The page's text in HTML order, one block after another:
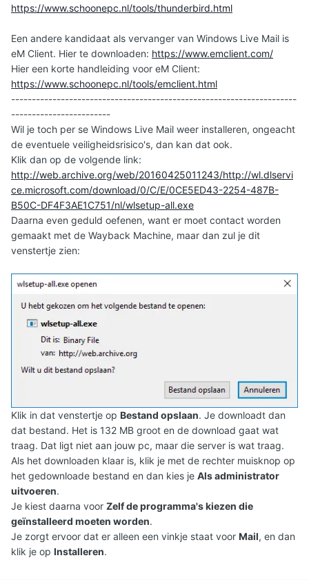
https://www.schoonepc.nl/tools/thunderbird.html
Een andere kandidaat als vervanger van Windows Live Mail is
eM Client. Hier te downloaden: https://www.emclient.com/
Hier een korte handleiding voor eM Client:
https://www.schoonepc.nl/tools/emclient.html
---------------------------------------------------------------------
------------------------
Wil je toch per se Windows Live Mail weer installeren, ongeacht
de eventuele veiligheidsrisico's, dan kan dat ook.
Klik dan op de volgende link:
http://web.archive.org/web/20160425011243/http://wl.dlservi
ce.microsoft.com/download/0/C/E/0CE5ED43-2254-487B-
B50C-DF4F3AE1C751/nl/wlsetup-all.exe
Daarna even geduld oefenen, want er moet contact worden
gemaakt met de Wayback Machine, maar dan zul je dit
venstertje zien:
Klik in dat venstertje op Bestand opslaan. Je downloadt dan
dat bestand. Het is 132 MB groot en de download gaat wat
traag. Dat ligt niet aan jouw pc, maar die server is wat traag.
Als het downloaden klaar is, klik je met de rechter muisknop op
het gedownloade bestand en dan kies je Als administrator
uitvoeren.
Je kiest daarna voor Zelf de programma's kiezen die
geïnstalleerd moeten worden.
Je zorgt ervoor dat er alleen een vinkje staat voor Mail, en dan
klik je op Installeren.